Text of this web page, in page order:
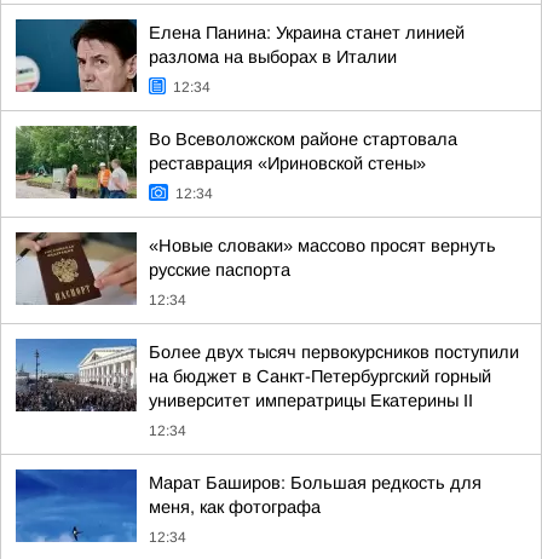
Елена Панина: Украина станет линией
разлома на выборах в Италии
12:34
Во Всеволожском районе стартовала
реставрация «Ириновской стены»
12:34
«Новые словаки» массово просят вернуть
русские паспорта
12:34
Более двух тысяч первокурсников поступили
на бюджет в Санкт-Петербургский горный
университет императрицы Екатерины II
12:34
Марат Баширов: Большая редкость для
меня, как фотографа
12:34